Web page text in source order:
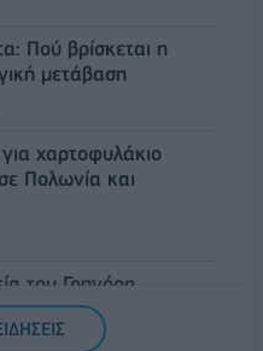
Πού βρίσκεται η
μετάβαση
χαρτοφυλάκιο
Πολωνία και
του Γρηγόρη
επιστρέφει στη